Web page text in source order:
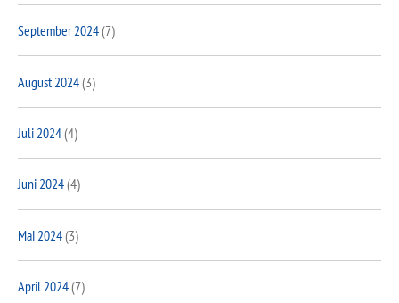
September 2024(7)
August 2024(3)
Juli 2024(4)
Juni 2024(4)
Mai 2024(3)
April 2024(7)